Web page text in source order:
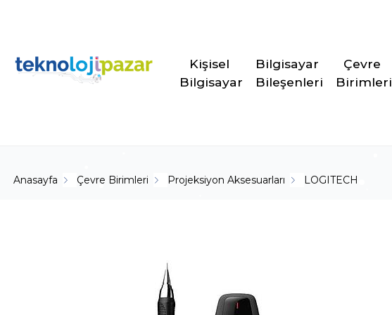
Kişisel
Bilgisayar
Bilgisayar
Bileşenleri
Çevre
Birimleri
Anasayfa Çevre Birimleri Projeksiyon Aksesuarları LOGITECH